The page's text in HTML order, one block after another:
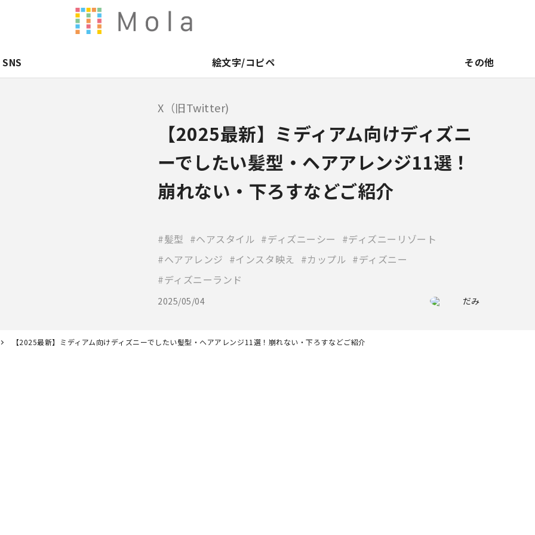
SNS 絵文字/コピペ その他
X（旧Twitter)
【2025最新】ミディアム向けディズニ
ーでしたい髪型・ヘアアレンジ11選！
崩れない・下ろすなどご紹介
髪型 ヘアスタイル ディズニーシー
ディズニーリゾート
ヘアアレンジ
インスタ映え カップル
ディズニー
ディズニーランド
2025/05/04 だみ
【2025最新】ミディアム向けディズニーでしたい髪型・ヘアアレンジ11選！崩れない・下ろすなどご紹介